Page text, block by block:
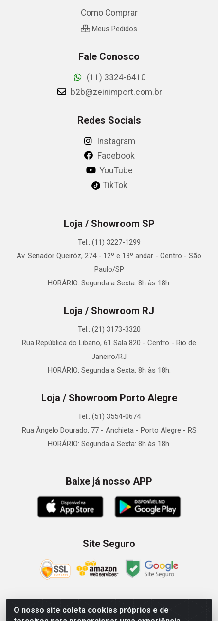
O nosso site coleta cookies próprios e de
Como Comprar
Meus Pedidos
Fale Conosco
(11) 3324-6410
b2b@zeinimport.com.br
Redes Sociais
Instagram
Facebook
YouTube
TikTok
Loja / Showroom SP
Tel.: (11) 3227-1299
Av. Senador Queiróz, 274 - 12º e 13º andar - Centro - São
Paulo/SP
HORÁRIO: Segunda a Sexta: 8h às 18h.
Loja / Showroom RJ
Tel.: (21) 3173-3320
Rua República do Libano, 61 Sala 820 - Centro - Rio de
Janeiro/RJ
HORÁRIO: Segunda a Sexta: 8h às 18h.
Loja / Showroom Porto Alegre
Tel.: (51) 3554-0674
Rua Ângelo Dourado, 77 - Anchieta - Porto Alegre - RS
HORÁRIO: Segunda a Sexta: 8h às 18h.
Baixe já nosso APP
Site Seguro
Zein Importação e Comércio LTDA - Av. Senador Queiróz, 274